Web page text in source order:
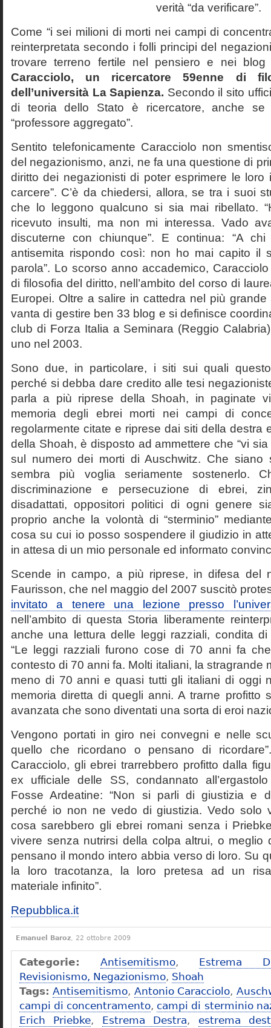
verità “da verificare”.
Come “i sei milioni di morti nei campi di
reinterpretata secondo i folli principi del
trovare terreno fertile nel pensiero e nei
Caracciolo, un ricercatore 59enne di
dell’università La Sapienza. Secondo il sito
di teoria dello Stato è ricercatore, anche
“professore aggregato”.
Sentito telefonicamente Caracciolo non
del negazionismo, anzi, ne fa una questione di
diritto dei negazionisti di poter esprimere le loro
carcere”. C’è da chiedersi, allora, se tra i suoi
che lo leggono qualcuno si sia mai ribellato.
ricevuto insulti, ma non mi interessa. Vado
discuterne con chiunque”. E continua: “A
antisemita rispondo così: non ho mai capito il
parola”. Lo scorso anno accademico,
di filosofia del diritto, nell’ambito del corso di
Europei. Oltre a salire in cattedra nel più grande
vanta di gestire ben 33 blog e si definisce
club di Forza Italia a Seminara (Reggio
uno nel 2003.
Sono due, in particolare, i siti sui quali
perché si debba dare credito alle tesi
parla a più riprese della Shoah, in paginate
memoria degli ebrei morti nei campi di
regolarmente citate e riprese dai siti della destra
della Shoah, è disposto ad ammettere che “vi
sul numero dei morti di Auschwitz. Che siano
sembra più voglia seriamente sostenerlo.
discriminazione e persecuzione di ebrei,
disadattati, oppositori politici di ogni genere
proprio anche la volontà di “sterminio”
cosa su cui io posso sospendere il giudizio in
in attesa di un mio personale ed informato
Scende in campo, a più riprese, in difesa del
Faurisson, che nel maggio del 2007 suscitò
invitato a tenere una lezione presso
nell’ambito di questa Storia liberamente
anche una lettura delle leggi razziali, condita di
“Le leggi razziali furono cose di 70 anni fa
contesto di 70 anni fa. Molti italiani, la stragrande
meno di 70 anni e quasi tutti gli italiani di oggi
memoria diretta di quegli anni. A trarne profitto
avanzata che sono diventati una sorta di eroi
Vengono portati in giro nei convegni e nelle
quello che ricordano o pensano di
Caracciolo, gli ebrei trarrebbero profitto dalla
ex ufficiale delle SS, condannato
Fosse Ardeatine: “Non si parli di giustizia e
perché io non ne vedo di giustizia. Vedo solo
cosa sarebbero gli ebrei romani senza i
vivere senza nutrirsi della colpa altrui, o meglio
pensano il mondo intero abbia verso di loro. Su
la loro tracotanza, la loro pretesa ad un
materiale infinito”.
Repubblica.it
Emanuel Baroz, 22 ottobre 2009
Categorie: Antisemitismo, Estrema
Revisionismo, Negazionismo, Shoah
Tags: Antisemitismo, Antonio Caracciolo,
campi di concentramento, campi di sterminio
Erich Priebke, Estrema Destra, estrema